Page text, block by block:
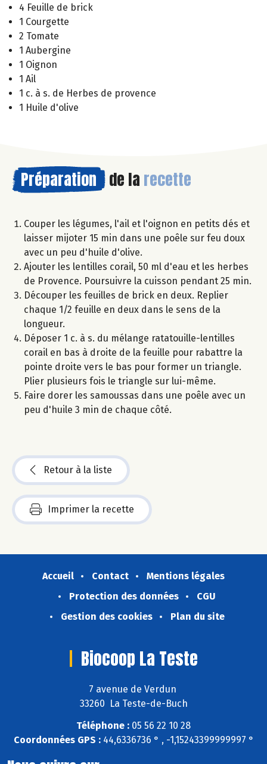
4 Feuille de brick
1 Courgette
2 Tomate
1 Aubergine
1 Oignon
1 Ail
1 c. à s. de Herbes de provence
1 Huile d'olive
Préparation de la recette
Couper les légumes, l'ail et l'oignon en petits dés et
laisser mijoter 15 min dans une poêle sur feu doux
avec un peu d'huile d'olive.
Ajouter les lentilles corail, 50 ml d'eau et les herbes
de Provence. Poursuivre la cuisson pendant 25 min.
Découper les feuilles de brick en deux. Replier
chaque 1/2 feuille en deux dans le sens de la
longueur.
Déposer 1 c. à s. du mélange ratatouille-lentilles
corail en bas à droite de la feuille pour rabattre la
pointe droite vers le bas pour former un triangle.
Plier plusieurs fois le triangle sur lui-même.
Faire dorer les samoussas dans une poêle avec un
peu d'huile 3 min de chaque côté.
Retour à la liste
Imprimer la recette
Accueil Contact
Mentions légales
Protection des données
CGU
Gestion des cookies
Plan du site
Biocoop La Teste
7 avenue de Verdun
33260 La Teste-de-Buch
Téléphone : 05 56 22 10 28
Coordonnées GPS :44,6336736 ° , -1,15243399999997 °